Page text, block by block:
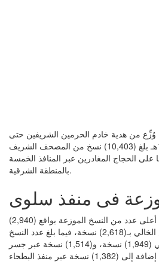
وُزِّع من هدية خادم الحرمين الشريفين حتى
نهاية يوم 16 ذو الحجة 1447هـ بلغ (10,403) نسخ من المصحف الشريف
على الحجاج المغادرين عبر المنافذ الخمسة
بالمنطقة الشرقية.
فى منفذ سلوى
وبيّن أن منفذ سلوى سجل أعلى عدد من النسخ الموزعة بواقع (2,940)
نسخة، تلاه منفذ الربع الخالي بـ(2,618) نسخة، فيما بلغ عدد النسخ
الموزعة عبر منفذ الرقعي (1,949) نسخة، و(1,514) نسخة عبر جسر